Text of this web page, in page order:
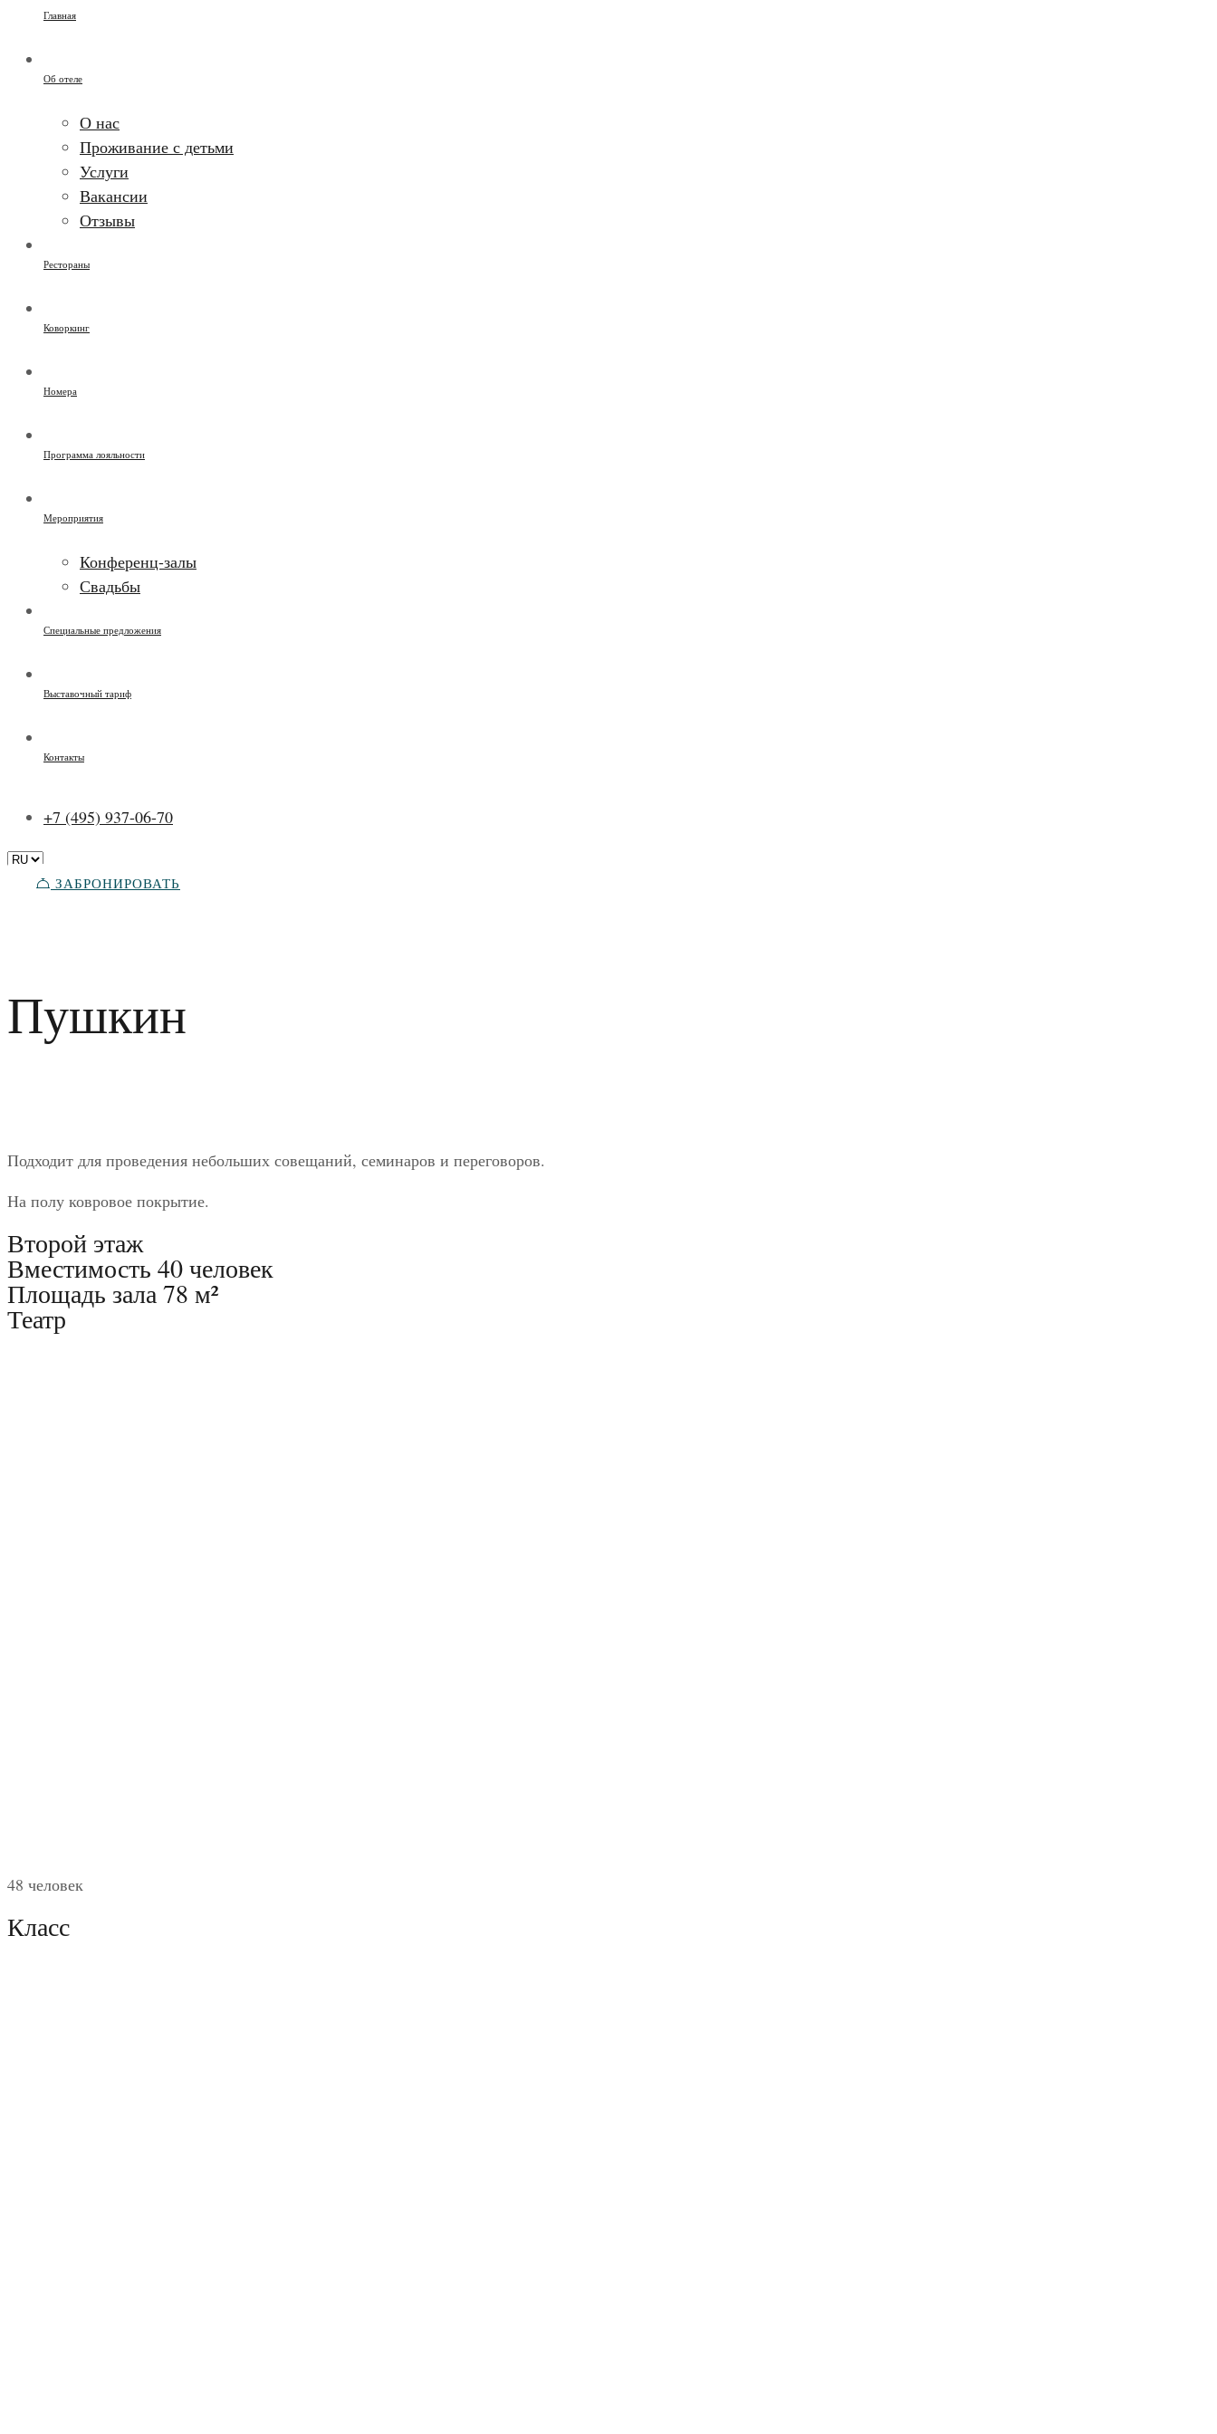
Главная
Об отеле
О нас
Проживание с детьми
Услуги
Вакансии
Отзывы
Рестораны
Коворкинг
Номера
Программа лояльности
Мероприятия
Конференц-залы
Свадьбы
Специальные предложения
Выставочный тариф
Контакты
+7 (495) 937-06-70
ЗАБРОНИРОВАТЬ
Пушкин
Подходит для проведения небольших совещаний, семинаров и переговоров.
На полу ковровое покрытие.
Второй этаж
Вместимость 40 человек
Площадь зала 78 м²
Театр
48 человек
Класс